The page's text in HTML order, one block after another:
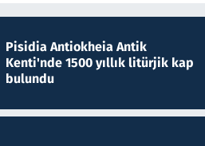
Pisidia Antiokheia Antik
Kenti'nde 1500 yıllık litürjik kap
bulundu